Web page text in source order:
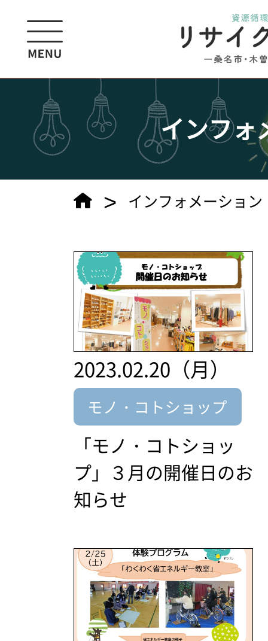
インフォ
> インフォメーショ
2023.02.20（月）
モノ・コトショップ
「モノ・コトショッ
プ」３月の開催日のお
知らせ